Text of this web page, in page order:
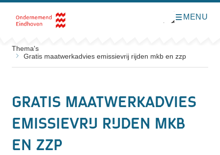
Direct naar de inhoud
O
e
u
MENU
Thema's
Gratis maatwerkadvies emissievrij rijden mkb en zzp
Gratis maatwerkadvies
emissievrij rijden mkb
en zzp